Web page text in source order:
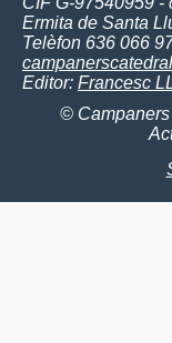
Ermita de Santa
Telèfon 636 066
Editor: Francesc
©